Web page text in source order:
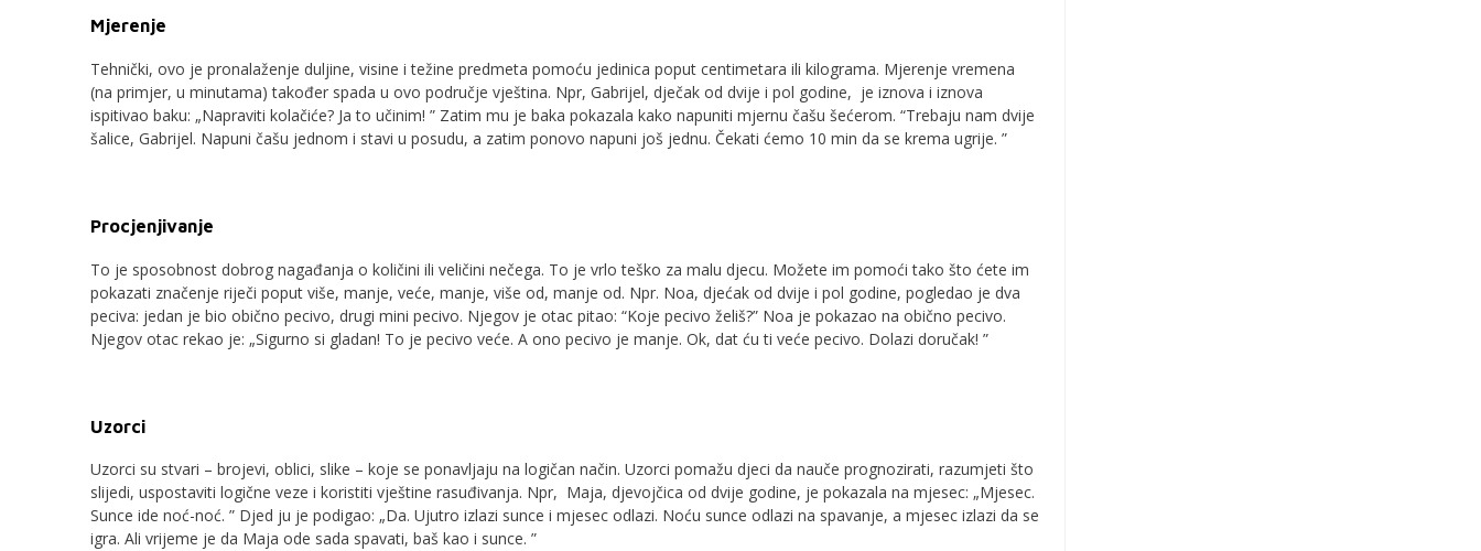
Mjerenje
Tehnički, ovo je pronalaženje duljine, visine i težine predmeta pomoću jedinica poput centimetara ili kilograma. Mjerenje vremena
(na primjer, u minutama) također spada u ovo područje vještina. Npr, Gabrijel, dječak od dvije i pol godine, je iznova i iznova
ispitivao baku: „Napraviti kolačiće? Ja to učinim! ” Zatim mu je baka pokazala kako napuniti mjernu čašu šećerom. “Trebaju nam dvije
šalice, Gabrijel. Napuni čašu jednom i stavi u posudu, a zatim ponovo napuni još jednu. Čekati ćemo 10 min da se krema ugrije. ”
Procjenjivanje
To je sposobnost dobrog nagađanja o količini ili veličini nečega. To je vrlo teško za malu djecu. Možete im pomoći tako što ćete im
pokazati značenje riječi poput više, manje, veće, manje, više od, manje od. Npr. Noa, djećak od dvije i pol godine, pogledao je dva
peciva: jedan je bio obično pecivo, drugi mini pecivo. Njegov je otac pitao: “Koje pecivo želiš?” Noa je pokazao na obično pecivo.
Njegov otac rekao je: „Sigurno si gladan! To je pecivo veće. A ono pecivo je manje. Ok, dat ću ti veće pecivo. Dolazi doručak! ”
Uzorci
Uzorci su stvari – brojevi, oblici, slike – koje se ponavljaju na logičan način. Uzorci pomažu djeci da nauče prognozirati, razumjeti što
slijedi, uspostaviti logične veze i koristiti vještine rasuđivanja. Npr, Maja, djevojčica od dvije godine, je pokazala na mjesec: „Mjesec.
Sunce ide noć-noć. ” Djed ju je podigao: „Da. Ujutro izlazi sunce i mjesec odlazi. Noću sunce odlazi na spavanje, a mjesec izlazi da se
igra. Ali vrijeme je da Maja ode sada spavati, baš kao i sunce. ”